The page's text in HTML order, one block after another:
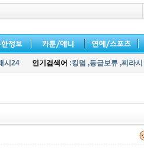
시24 인기검색어 :킹덤 ,등급보류 ,찌라시